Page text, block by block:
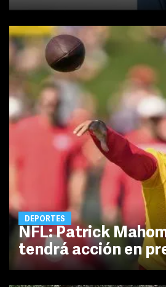
DEPORTES
NFL: Patrick
tendrá acción en